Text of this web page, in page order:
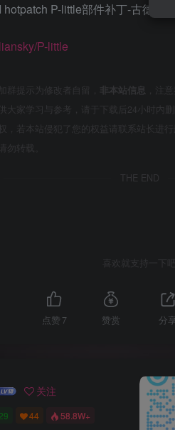
P-little
群提示为修改者自留， 非本站信息 ，注
大家学习与参考，请于下载后24小时内删
，若本站侵犯了您的权益请联系站长进行
勿转载。
THE END
喜欢就支持一下吧
点赞 7 赞赏 分
关注
44 58.8W+